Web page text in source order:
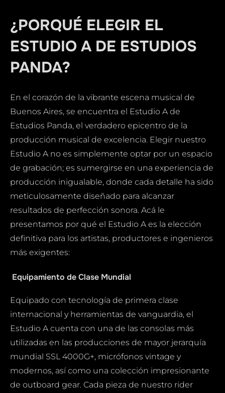
¿PORQUÉ ELEGIR EL
ESTUDIO A DE ESTUDIOS
PANDA?
En el corazón de la vibrante escena musical de
Buenos Aires, se encuentra el Estudio A de
Estudios Panda, el verdadero epicentro de la
producción musical de excelencia. Elegir nuestro
Estudio A no es simplemente optar por un espacio
de grabación; es sumergirse en una experiencia de
producción inigualable, donde cada detalle ha sido
meticulosamente diseñado para alcanzar
resultados de perfección sonora. Acá le
presentamos por qué el Estudio A es la elección
definitiva para los artistas, productores e ingenieros
más exigentes:
Equipamiento de Clase Mundial
Equipado con tecnología de primera clase
internacional y herramientas de vanguardia, el
Estudio A cuenta con una de las consolas más
utilizadas en las producciones de mayor jerarquía
mundial SSL 4000G+, micrófonos vintage y
modernos, así como una colección impresionante
de outboard gear. Cada pieza de nuestro rider